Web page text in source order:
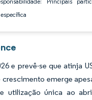
e prevê-se que atinja
emerge
utilização única ao